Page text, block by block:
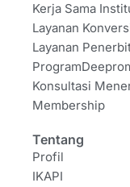
Kerja Sama
Layanan
Layanan
Konsultasi
Membership
Tentang
Profil
IKAPI